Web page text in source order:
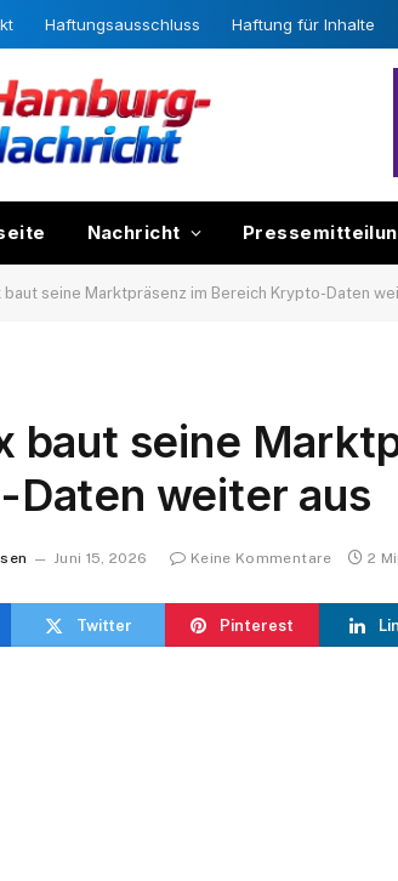
Haftungsausschluss Haftung für Inhalte
Nachricht
baut seine Marktpräsenz im Bereich Krypto-Daten
baut seine
Daten weiter aus
Juni 15, 2026 Keine Kommentare 2
Twitter Pinterest